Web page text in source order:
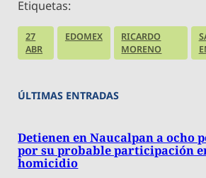
Etiquetas:
27
ABR
EDOMEX
RICARDO
MORENO
ÚLTIMAS ENTRADAS
Detienen en Naucalpan a ocho
por su probable participación
homicidio